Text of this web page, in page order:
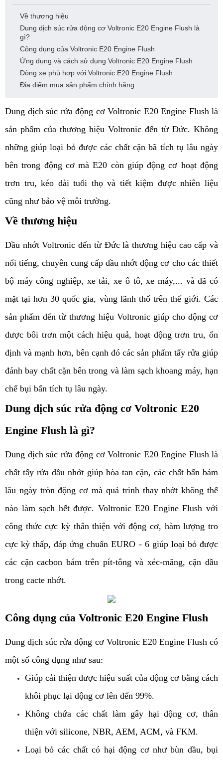
Về thương hiệu
Dung dịch súc rửa động cơ Voltronic E20 Engine Flush là
gì?
Công dụng của Voltronic E20 Engine Flush
Ứng dụng và cách sử dụng Voltronic E20 Engine Flush
Dòng xe phù hợp với Voltronic E20 Engine Flush
Địa điểm mua sản phẩm chính hãng
Dung dịch súc rửa động cơ Voltronic E20 Engine Flush là
sản phẩm của thương hiệu Voltronic đến từ Đức. Không
những giúp loại bỏ được các chất cặn bã tích tụ lâu ngày
bên trong động cơ mà E20 còn giúp động cơ hoạt động
trơn tru, kéo dài tuổi thọ và tiết kiệm được nhiên liệu
cũng như bảo vệ môi trường.
Về thương hiệu
Dầu nhớt Voltronic đến từ Đức là thương hiệu cao cấp và
nổi tiếng, chuyên cung cấp dầu nhớt động cơ cho các thiết
bộ máy công nghiệp, xe tải, xe ô tô, xe máy,... và đã có
mặt tại hơn 30 quốc gia, vùng lãnh thổ trên thế giới. Các
sản phẩm đến từ thương hiệu Voltronic giúp cho động cơ
được bôi trơn một cách hiệu quả, hoạt động trơn tru, ổn
định và mạnh hơn, bên cạnh đó các sản phẩm tẩy rửa giúp
đánh bay chất cặn bên trong và làm sạch khoang máy, hạn
chế bụi bẩn tích tụ lâu ngày.
Dung dịch súc rửa động cơ Voltronic E20
Engine Flush là gì?
Dung dịch súc rửa động cơ Voltronic E20 Engine Flush là
chất tẩy rửa dầu nhớt giúp hòa tan cặn, các chất bẩn bám
lâu ngày tròn động cơ mà quá trình thay nhớt không thể
nào làm sạch hết được. Voltronic E20 Engine Flush với
công thức cực kỳ thân thiện với động cơ, hàm lượng tro
cực kỳ thấp, đáp ứng chuẩn EURO - 6 giúp loại bỏ được
các cặn cacbon bám trên pít-tông và xéc-măng, cặn dầu
trong cacte nhớt.
Công dụng của Voltronic E20 Engine Flush
Dung dịch súc rửa động cơ Voltronic E20 Engine Flush có
một số công dụng như sau:
Giúp cải thiện được hiệu suất của động cơ bằng cách
khôi phục lại động cơ lên đến 99%.
Không chứa các chất làm gây hại động cơ, thân
thiện với silicone, NBR, AEM, ACM, và FKM.
Loại bỏ các chất có hại động cơ như bùn dầu, bụi